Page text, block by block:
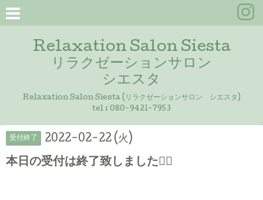
Relaxation Salon Siesta
リラクゼーションサロン
シエスタ
Relaxation Salon Siesta (リラクゼーションサロン シエスタ)
tel : 080-9421-7953
受付終了 2022-02-22 (火)
本日の受付は終了致しました🙇‍♀️